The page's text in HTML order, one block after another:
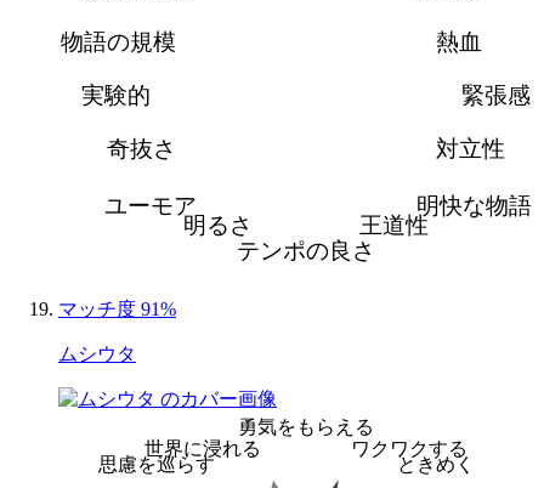
熱血
緊張感
対立性
明快な物語
王道性
テンポの良さ
明るさ
ユーモア
奇抜さ
実験的
物語の規模
マッチ度 91%
ムシウタ
勇気をもらえる
ワクワクする
ときめく
思慮を巡らす
世界に浸れる